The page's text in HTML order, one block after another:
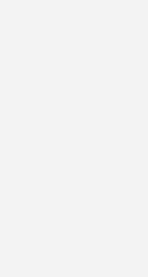
bis März 2029,